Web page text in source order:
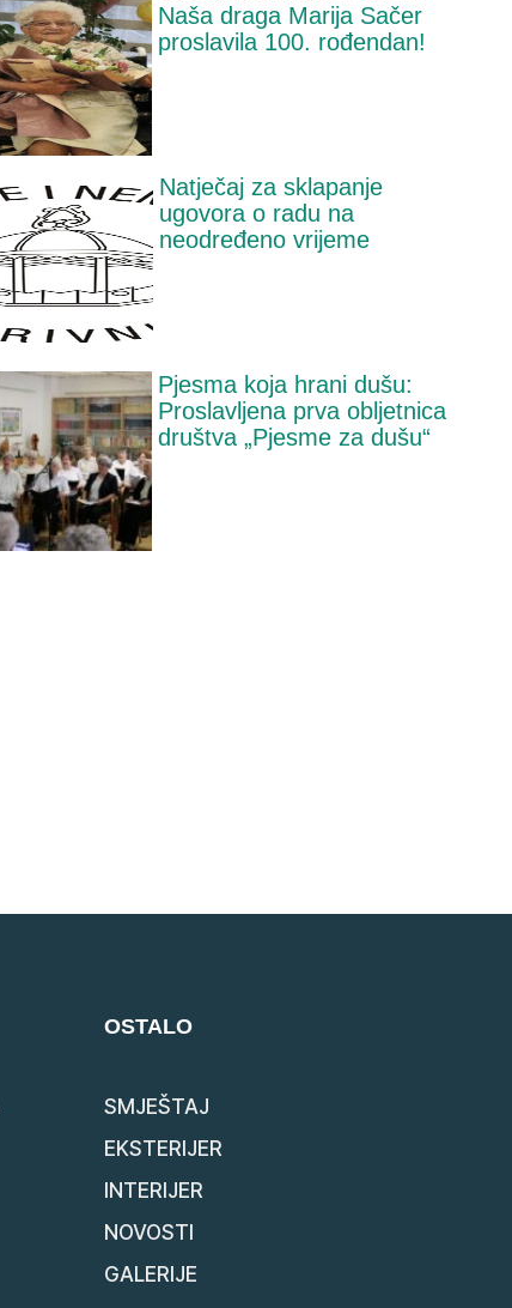
Naša draga Marija Sačer
proslavila 100. rođendan!
Natječaj za sklapanje
ugovora o radu na
neodređeno vrijeme
Pjesma koja hrani dušu:
Proslavljena prva obljetnica
društva „Pjesme za dušu“
OSTALO
SMJEŠTAJ
EKSTERIJER
INTERIJER
NOVOSTI
GALERIJE